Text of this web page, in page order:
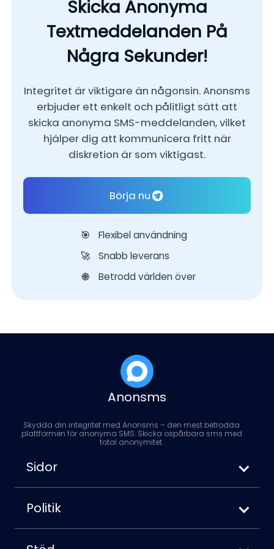
Skicka Anonyma
Textmeddelanden På
Några Sekunder!
Integritet är viktigare än någonsin. Anonsms
erbjuder ett enkelt och pålitligt sätt att
skicka anonyma SMS-meddelanden, vilket
hjälper dig att kommunicera fritt när
diskretion är som viktigast.
Börja nu
🎯 Flexibel användning
🚀 Snabb leverans
🌐 Betrodd världen över
Anonsms
Skydda din integritet med Anonsms – den mest betrodda
plattformen för anonyma SMS. Skicka ospårbara sms med
total anonymitet.
Sidor
Hur man skickar anonyma SMS
Anonsms vs. Anonymoustext
Så här blockerar du ditt nummer när du
skickar sms
Politik
Användarvillkor
Sekretesspolicy